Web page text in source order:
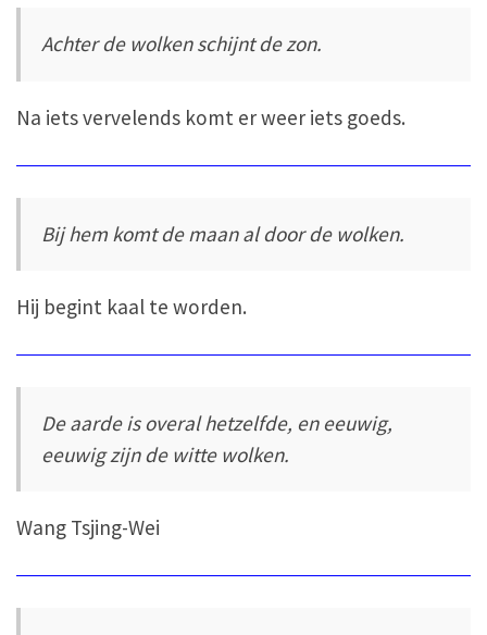
Achter de wolken schijnt de zon.
Na iets vervelends komt er weer iets goeds.
Bij hem komt de maan al door de wolken.
Hij begint kaal te worden.
De aarde is overal hetzelfde, en eeuwig,
eeuwig zijn de witte wolken.
Wang Tsjing-Wei